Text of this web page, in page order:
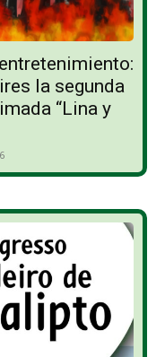
la segunda
“Lina y